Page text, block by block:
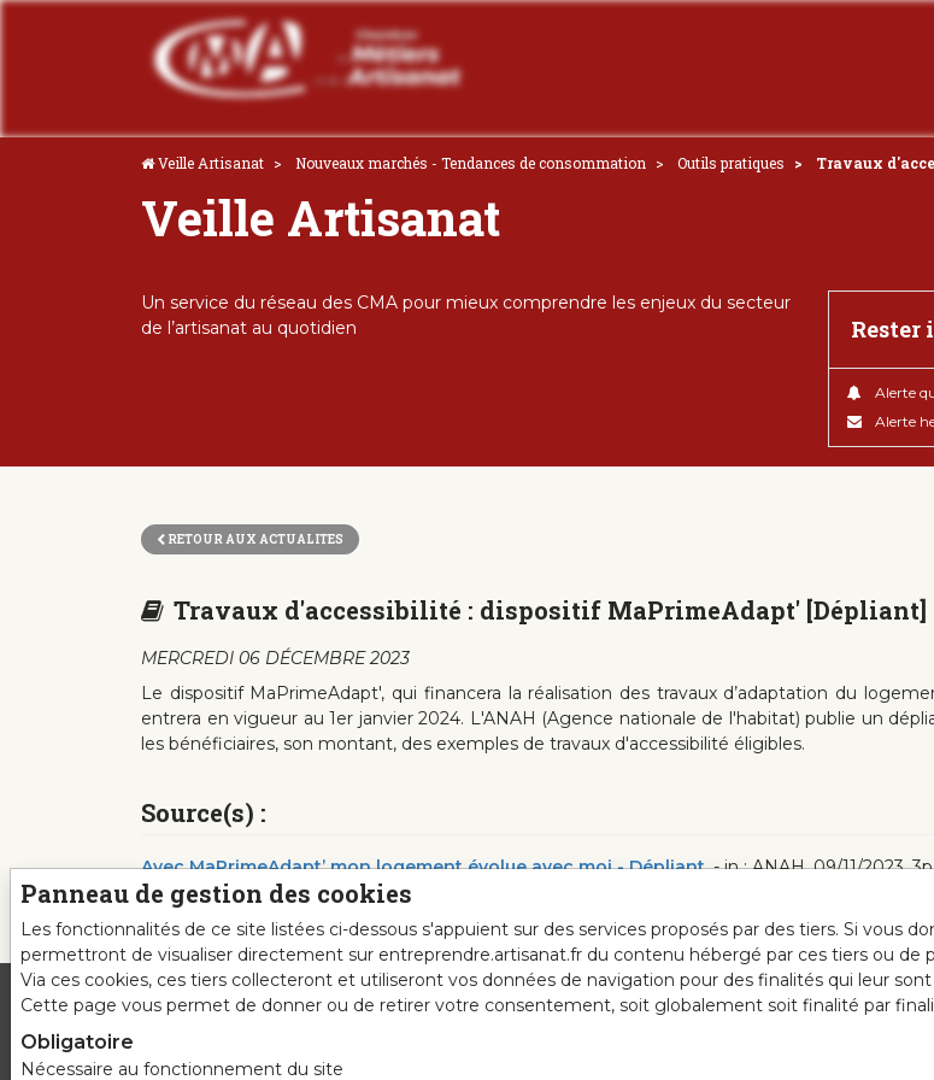
Veille Artisanat Nouveaux marchés - Tendances de consommation Outils pratiques Travaux
Veille Artisanat
Un service du réseau des CMA pour mieux comprendre les enjeux du secteur
de l’artisanat au quotidien
Rester
Alerte
Alerte
RETOUR AUX ACTUALITES
Travaux d'accessibilité : dispositif MaPrimeAdapt' [Dépliant]
MERCREDI 06 DÉCEMBRE 2023
Le dispositif MaPrimeAdapt', qui financera la réalisation des travaux d’adaptation du
entrera en vigueur au 1er janvier 2024. L'ANAH (Agence nationale de l'habitat) publie un
les bénéficiaires, son montant, des exemples de travaux d'accessibilité éligibles.
Source(s) :
Avec MaPrimeAdapt’ mon logement évolue avec moi - Dépliant.- in : ANAH, 09/11/2023,
Panneau de gestion des cookies
Les fonctionnalités de ce site listées ci-dessous s'appuient sur des services proposés par des tiers. Si vous
permettront de visualiser directement sur entreprendre.artisanat.fr du contenu hébergé par ces tiers ou de
Via ces cookies, ces tiers collecteront et utiliseront vos données de navigation pour des finalités qui leur
Cette page vous permet de donner ou de retirer votre consentement, soit globalement soit finalité par
Obligatoire
Nécessaire au fonctionnement du site